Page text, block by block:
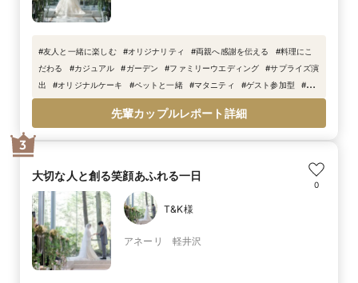
#友人と一緒に楽しむ #オリジナリティ #両親へ感謝を伝える #料理にこ
だわる
#カジュアル #ガーデン #ファミリーウエディング #サプライズ演
出
#オリジナルケーキ #ペットと一緒 #マタニティ #ゲスト参加型 #感
謝を伝える
#プロジェクションマッピング #抽選会
先輩カップルレポート詳細
3
大切な人と創る笑顔あふれる一日
0
T&K様
アネーリ 軽井沢